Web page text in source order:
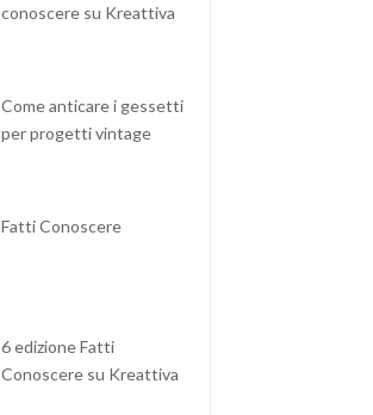
conoscere su Kreattiva
Come anticare i gessetti
per progetti vintage
Fatti Conoscere
6 edizione Fatti
Conoscere su Kreattiva